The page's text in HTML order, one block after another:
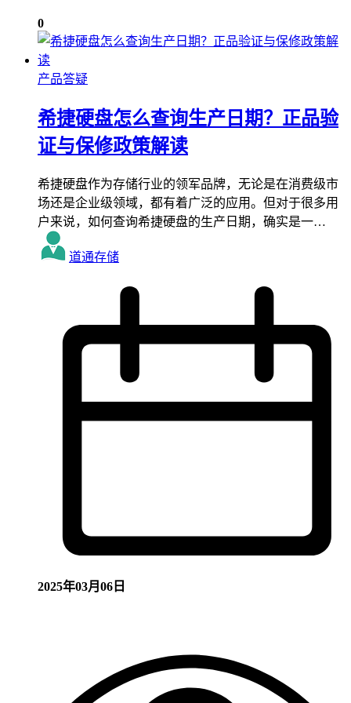
0
产品答疑
希捷硬盘怎么查询生产日期？正品验
证与保修政策解读
希捷硬盘作为存储行业的领军品牌，无论是在消费级市
场还是企业级领域，都有着广泛的应用。但对于很多用
户来说，如何查询希捷硬盘的生产日期，确实是一…
道通存储
2025年03月06日